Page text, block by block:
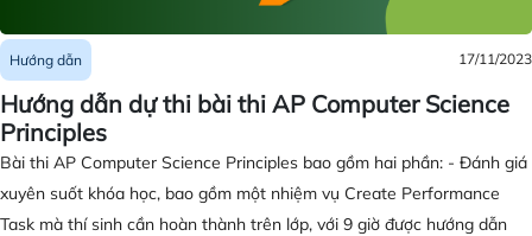
Hướng dẫn 17/11/2023
Hướng dẫn dự thi bài thi AP Computer Science
Principles
Bài thi AP Computer Science Principles bao gồm hai phần: - Đánh giá
xuyên suốt khóa học, bao gồm một nhiệm vụ Create Performance
Task mà thí sinh cần hoàn thành trên lớp, với 9 giờ được hướng dẫn